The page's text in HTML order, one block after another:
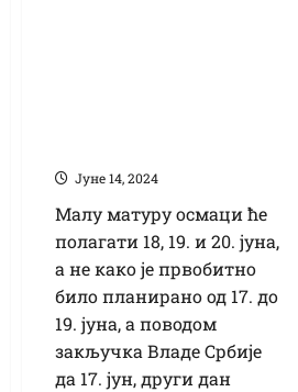
Јуне 14, 2024
Малу матуру осмаци ће
полагати 18, 19. и 20. јуна,
а не како је првобитно
било планирано од 17. до
19. јуна, а поводом
закључка Владе Србије
да 17. јун, други дан